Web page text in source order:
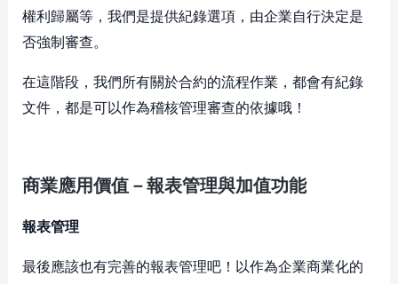
權利歸屬等，我們是提供紀錄選項，由企業自行決定是
否強制審查。
在這階段，我們所有關於合約的流程作業，都會有紀錄
文件，都是可以作為稽核管理審查的依據哦！
商業應用價值－報表管理與加值功能
報表管理
最後應該也有完善的報表管理吧！以作為企業商業化的